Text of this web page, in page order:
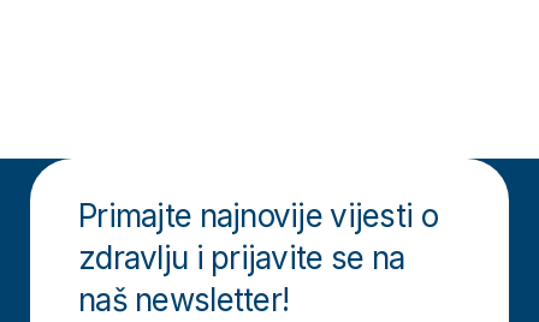
Primajte najnovije vijesti o
zdravlju i prijavite se na
naš newsletter!